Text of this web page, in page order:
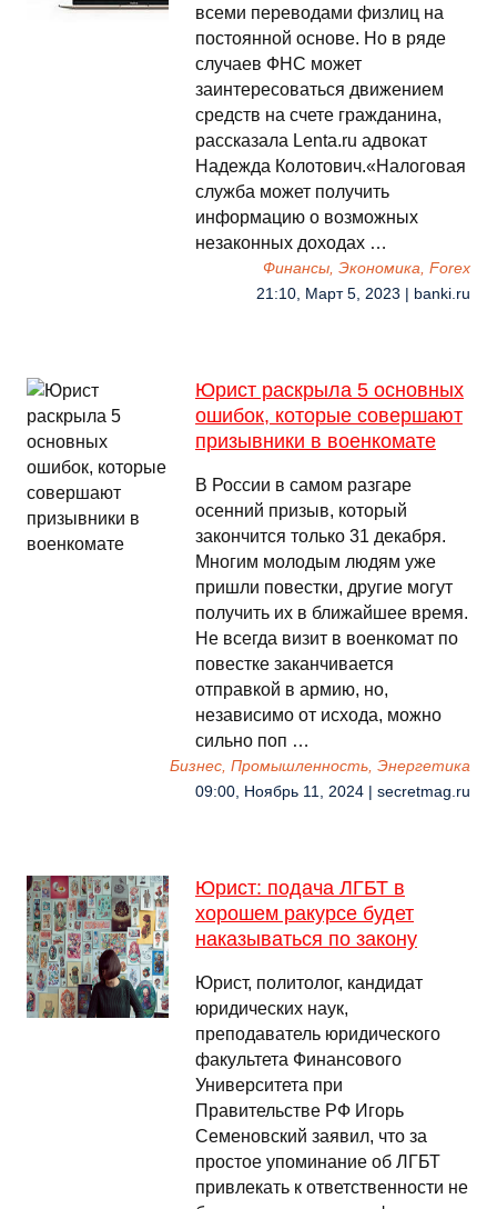
всеми переводами физлиц на
постоянной основе. Но в ряде
случаев ФНС может
заинтересоваться движением
средств на счете гражданина,
рассказала Lenta.ru адвокат
Надежда Колотович.«Налоговая
служба может получить
информацию о возможных
незаконных доходах …
Финансы, Экономика, Forex
21:10, Март 5, 2023 | banki.ru
Юрист раскрыла 5 основных
ошибок, которые совершают
призывники в военкомате
В России в самом разгаре
осенний призыв, который
закончится только 31 декабря.
Многим молодым людям уже
пришли повестки, другие могут
получить их в ближайшее время.
Не всегда визит в военкомат по
повестке заканчивается
отправкой в армию, но,
независимо от исхода, можно
сильно поп …
Бизнес, Промышленность, Энергетика
09:00, Ноябрь 11, 2024 | secretmag.ru
Юрист: подача ЛГБТ в
хорошем ракурсе будет
наказываться по закону
Юрист, политолог, кандидат
юридических наук,
преподаватель юридического
факультета Финансового
Университета при
Правительстве РФ Игорь
Семеновский заявил, что за
простое упоминание об ЛГБТ
привлекать к ответственности не